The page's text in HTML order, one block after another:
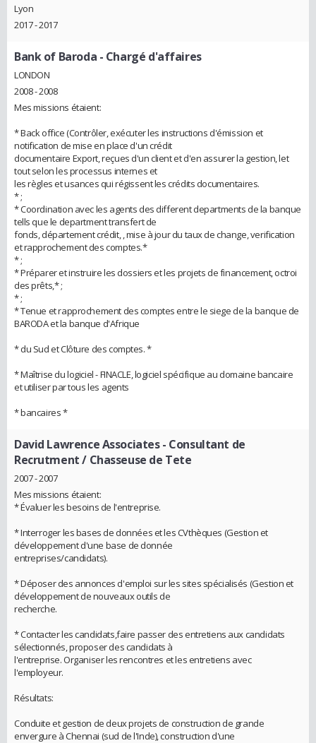
Lyon
2017 - 2017
Bank of Baroda - Chargé d'affaires
LONDON
2008 - 2008
Mes missions étaient:
* Back office (Contrôler, exécuter les instructions d'émission et
notification de mise en place d'un crédit
documentaire Export, reçues d'un client et d'en assurer la gestion, let
tout selon les processus internes et
les règles et usances qui régissent les crédits documentaires.
* ;
* Coordination avec les agents des different departments de la banque
tells que le department transfert de
fonds, département crédit, , mise à jour du taux de change, verification
et rapprochement des comptes.*
* ;
* Préparer et instruire les dossiers et les projets de financement, octroi
des prêts,* ;
* ;
* Tenue et rapprochement des comptes entre le siege de la banque de
BARODA et la banque d'Afrique
* du Sud et Clôture des comptes. *
* Maîtrise du logiciel - FINACLE, logiciel spécifique au domaine bancaire
et utiliser par tous les agents
* bancaires *
David Lawrence Associates- Consultant de
Recrutment / Chasseuse de Tete
2007 - 2007
Mes missions étaient:
* Évaluer les besoins de l'entreprise.
* Interroger les bases de données et les CVthèques (Gestion et
développement d'une base de donnée
entreprises/candidats).
* Déposer des annonces d'emploi sur les sites spécialisés (Gestion et
développement de nouveaux outils de
recherche.
* Contacter les candidats,faire passer des entretiens aux candidats
sélectionnés, proposer des candidats à
l'entreprise. Organiser les rencontres et les entretiens avec
l'employeur.
Résultats:
Conduite et gestion de deux projets de construction de grande
envergure à Chennai (sud de l'Inde), construction d'une